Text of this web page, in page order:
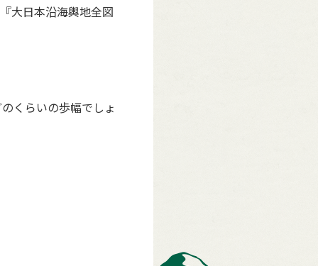
大日本沿海輿地全図
くらいの歩幅でしょ